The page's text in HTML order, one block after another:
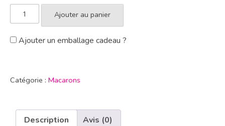
Ajouter au panier
Ajouter un emballage cadeau ?
Catégorie : Macarons
Description Avis (0)